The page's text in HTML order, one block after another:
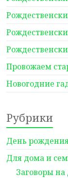
Провожаем
Новогодние
Рубрики
День
Для дома и
Заговоры